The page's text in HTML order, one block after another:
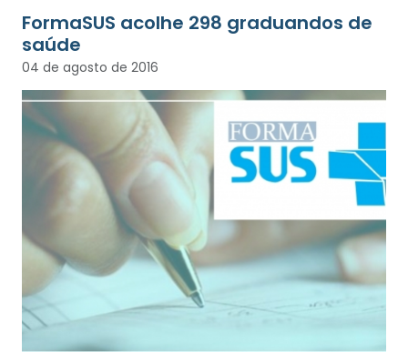
FormaSUS acolhe 298 graduandos de
saúde
04 de agosto de 2016